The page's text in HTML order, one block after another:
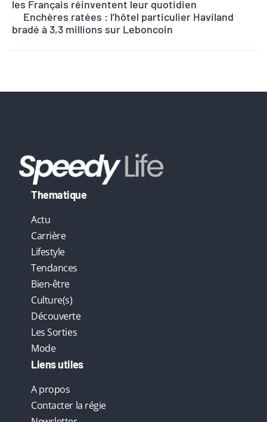
ales Français réinventent leur quotidien
Enchères ratées : l’hôtel particulier Haviland
bradé à 3,3 millions sur Leboncoin
Thematique
Actu
Carrière
Lifestyle
Tendances
Bien-être
Culture(s)
Découverte
Les Sorties
Mode
Liens utiles
A propos
Contacter la régie